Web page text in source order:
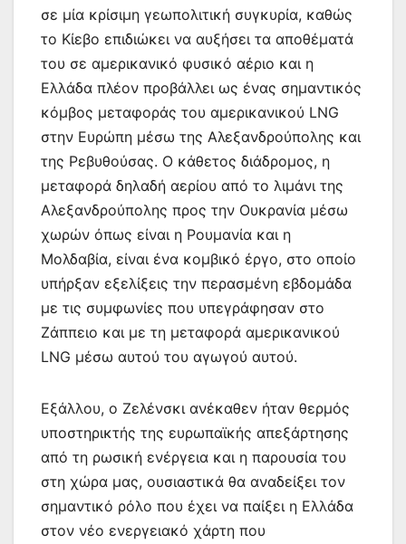
σε μία κρίσιμη γεωπολιτική συγκυρία, καθώς
το Κίεβο επιδιώκει να αυξήσει τα αποθέματά
του σε αμερικανικό φυσικό αέριο και η
Ελλάδα πλέον προβάλλει ως ένας σημαντικός
κόμβος μεταφοράς του αμερικανικού LNG
στην Ευρώπη μέσω της Αλεξανδρούπολης και
της Ρεβυθούσας. Ο κάθετος διάδρομος, η
μεταφορά δηλαδή αερίου από το λιμάνι της
Αλεξανδρούπολης προς την Ουκρανία μέσω
χωρών όπως είναι η Ρουμανία και η
Μολδαβία, είναι ένα κομβικό έργο, στο οποίο
υπήρξαν εξελίξεις την περασμένη εβδομάδα
με τις συμφωνίες που υπεγράφησαν στο
Ζάππειο και με τη μεταφορά αμερικανικού
LNG μέσω αυτού του αγωγού αυτού.
Εξάλλου, ο Ζελένσκι ανέκαθεν ήταν θερμός
υποστηρικτής της ευρωπαϊκής απεξάρτησης
από τη ρωσική ενέργεια και η παρουσία του
στη χώρα μας, ουσιαστικά θα αναδείξει τον
σημαντικό ρόλο που έχει να παίξει η Ελλάδα
στον νέο ενεργειακό χάρτη που